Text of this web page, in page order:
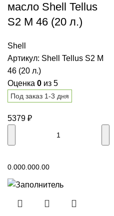
масло Shell Tellus
S2 M 46 (20 л.)
Shell
Артикул: Shell Tellus S2 M
46 (20 л.)
Оценка 0 из 5
Под заказ 1-3 дня
5379 ₽
0.000.000.00